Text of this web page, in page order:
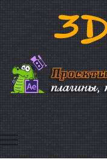
Mobile Menu Toggle